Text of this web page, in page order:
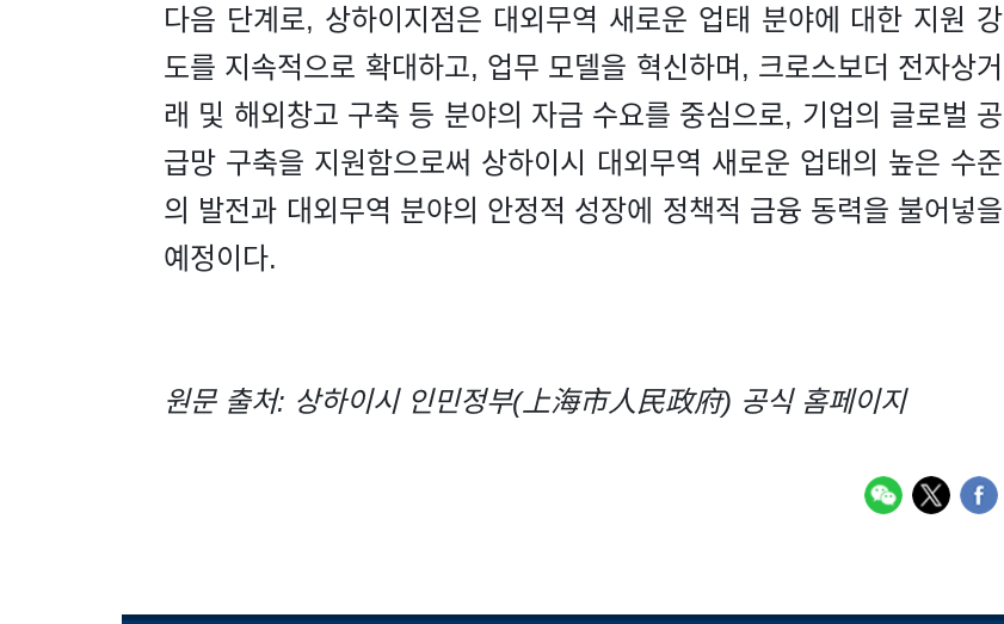
다음 단계로, 상하이지점은 대외무역 새로운 업태 분야에 대한 지원 강
도를 지속적으로 확대하고, 업무 모델을 혁신하며, 크로스보더 전자상거
래 및 해외창고 구축 등 분야의 자금 수요를 중심으로, 기업의 글로벌 공
급망 구축을 지원함으로써 상하이시 대외무역 새로운 업태의 높은 수준
의 발전과 대외무역 분야의 안정적 성장에 정책적 금융 동력을 불어넣을
예정이다.
원문 출처: 상하이시 인민정부(上海市人民政府) 공식 홈페이지